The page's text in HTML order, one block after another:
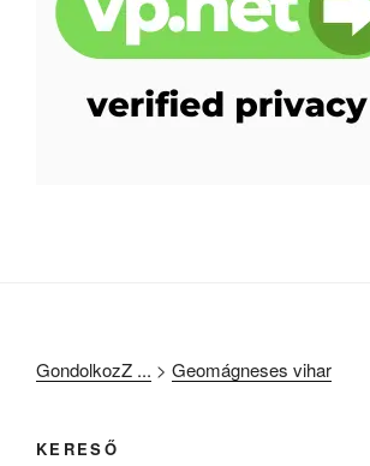
GondolkozZ ... > Geomágneses vihar
KERESŐ